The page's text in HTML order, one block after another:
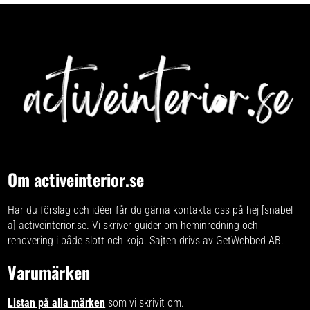
spolkant, vilket gör det enklare att
att fästa, så din toalett håller sig
fräsch längre. Fördelar och
funktioner du märker i vardagen
Genius Flush-system: Kraftfull och
tyst spolning som täcker hela
skålen Rimless design: Helt utan
spolkant för enklare rengöring och
bättre hygien Antibakteriell
skillnad Utan spolkant (rimless):
och tyst spolning som minimerar
stänk Skjult montering: Skapar ett
stilrent och harmoniskt intryck
Modern italiensk design: Passar
perfekt i både privata hem och
offentliga miljöer Maximal hygien
och enkel rengöring Toaletten är
Om activeinterior.se
Har du förslag och idéer får du gärna kontakta oss på hej [snabel-
a] activeinterior.se. Vi skriverguider om heminredning och
renovering i både slott och koja. Sajten drivs av GetWebbed AB.
Varumärken
Listan på alla märken som vi skrivit om.